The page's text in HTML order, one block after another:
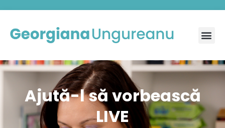
Ajută-l să vorbească
LIVE